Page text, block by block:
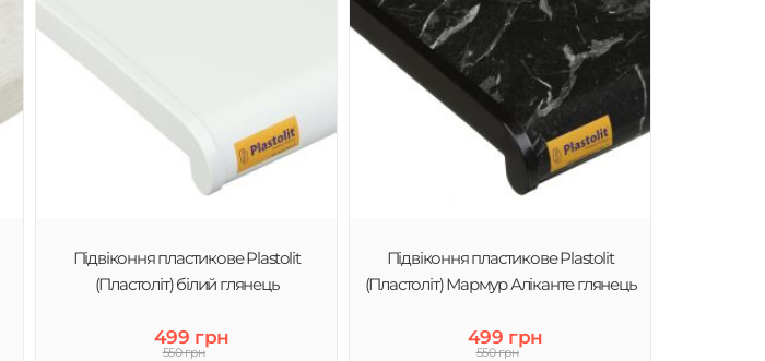
Підвіконня пластикове Plastolit
(Пластоліт) білий глянець
499 грн
550 грн
Підвіконня пластикове Plastolit
(Пластоліт) Мармур Аліканте глянець
499 грн
550 грн